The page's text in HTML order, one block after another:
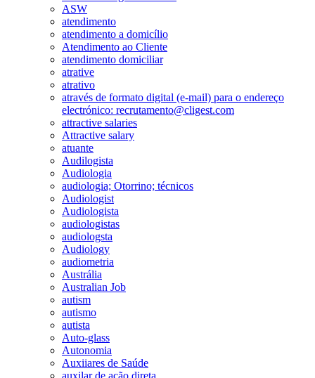
ASW
atendimento
atendimento a domicílio
Atendimento ao Cliente
atendimento domiciliar
atrative
atrativo
através de formato digital (e-mail) para o endereço
electrónico: recrutamento@cligest.com
attractive salaries
Attractive salary
atuante
Audilogista
Audiologia
audiologia; Otorrino; técnicos
Audiologist
Audiologista
audiologistas
audiologsta
Audiology
audiometria
Austrália
Australian Job
autism
autismo
autista
Auto-glass
Autonomia
Auxiiares de Saúde
auxilar de ação direta